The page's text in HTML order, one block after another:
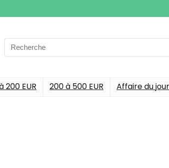
Search
for:
200 EUR 200 à 500 EUR Affaire du jour